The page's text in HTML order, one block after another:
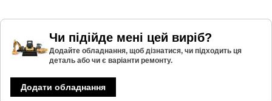
Чи підійде мені цей виріб?
Додайте обладнання, щоб дізнатися, чи підходить ця
деталь або чи є варіанти ремонту.
Додати обладнання